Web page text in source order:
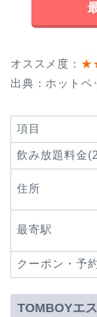
オススメ度：
出典：ホットペ
項目
飲み放題料金
住所
最寄駅
クーポン・予
TOMBOYエ